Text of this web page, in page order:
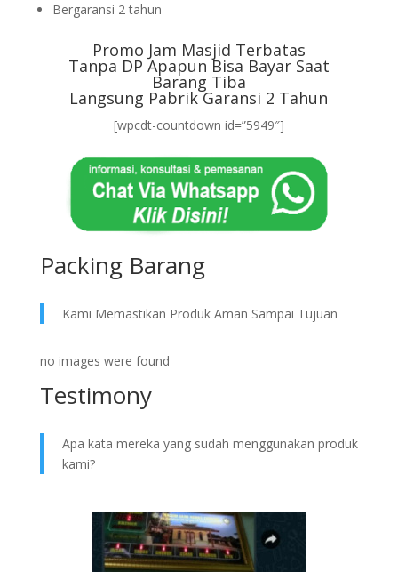
Bergaransi 2 tahun
Promo Jam Masjid Terbatas
Tanpa DP Apapun Bisa Bayar Saat
Barang Tiba
Langsung Pabrik Garansi 2 Tahun
[wpcdt-countdown id=”5949″]
Packing Barang
Kami Memastikan Produk Aman Sampai Tujuan
no images were found
Testimony
Apa kata mereka yang sudah menggunakan produk
kami?